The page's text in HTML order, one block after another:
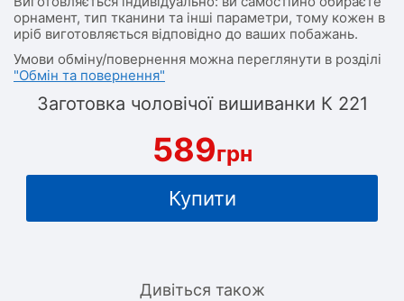
орнамент, тип тканини та інші параметри, тому кожен в
иріб виготовляється відповідно до ваших побажань.
Умови обміну/повернення можна переглянути в розділі
"Обмін та повернення"
Заготовка чоловічої вишиванки К 221
589грн
Купити
Дивіться також